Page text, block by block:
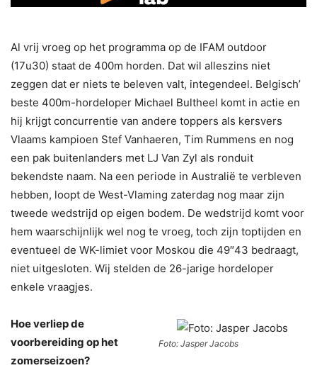
Al vrij vroeg op het programma op de IFAM outdoor
(17u30) staat de 400m horden. Dat wil alleszins niet
zeggen dat er niets te beleven valt, integendeel. Belgisch’
beste 400m-hordeloper Michael Bultheel komt in actie en
hij krijgt concurrentie van andere toppers als kersvers
Vlaams kampioen Stef Vanhaeren, Tim Rummens en nog
een pak buitenlanders met LJ Van Zyl als ronduit
bekendste naam. Na een periode in Australië te verbleven
hebben, loopt de West-Vlaming zaterdag nog maar zijn
tweede wedstrijd op eigen bodem. De wedstrijd komt voor
hem waarschijnlijk wel nog te vroeg, toch zijn toptijden en
eventueel de WK-limiet voor Moskou die 49″43 bedraagt,
niet uitgesloten. Wij stelden de 26-jarige hordeloper
enkele vraagjes.
Foto: Jasper Jacobs
Hoe verliep de
voorbereiding op het
zomerseizoen?